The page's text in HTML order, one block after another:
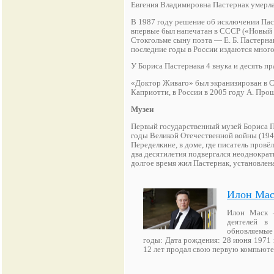
Евгения Владимировна Пастернак
В 1987 году решение об исключении
впервые был напечатан в СССР («Новый
Стокгольме сыну поэта — Е. Б.
последние годы в России издаются
У Бориса Пастернака 4 внука и десять
«Доктор Живаго» был экранизирован
Каприотти, в России в 2005 гoду А.
Музеи
Первый государственный музей Бориса
годы Великой Отечественной войны
Переделкине, в доме, где писатель
два десятилетия подвергался
долгое время жил Пастернак,
Илон
Илон Маск
деятелей в
годы: Дата рождения: 28 июня 1971
12 лет продал свою первую